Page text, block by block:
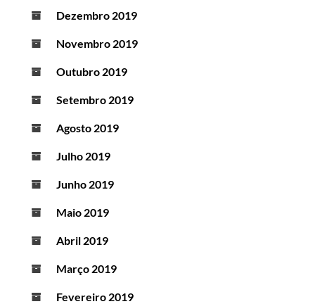
Dezembro 2019
Novembro 2019
Outubro 2019
Setembro 2019
Agosto 2019
Julho 2019
Junho 2019
Maio 2019
Abril 2019
Março 2019
Fevereiro 2019